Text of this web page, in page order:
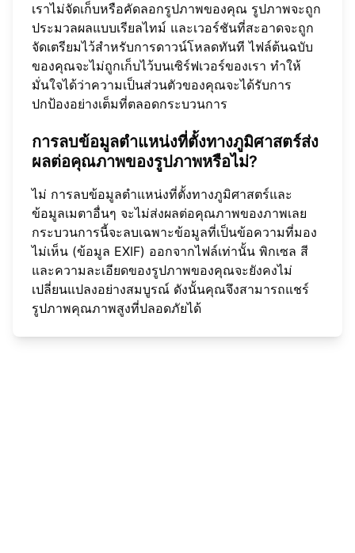
เราไม่จัดเก็บหรือคัดลอกรูปภาพของคุณ รูปภาพจะถูก
ประมวลผลแบบเรียลไทม์ และเวอร์ชันที่สะอาดจะถูก
จัดเตรียมไว้สำหรับการดาวน์โหลดทันที ไฟล์ต้นฉบับ
ของคุณจะไม่ถูกเก็บไว้บนเซิร์ฟเวอร์ของเรา ทำให้
มั่นใจได้ว่าความเป็นส่วนตัวของคุณจะได้รับการ
ปกป้องอย่างเต็มที่ตลอดกระบวนการ
การลบข้อมูลตำแหน่งที่ตั้งทางภูมิศาสตร์ส่ง
ผลต่อคุณภาพของรูปภาพหรือไม่?
ไม่ การลบข้อมูลตำแหน่งที่ตั้งทางภูมิศาสตร์และ
ข้อมูลเมตาอื่นๆ จะไม่ส่งผลต่อคุณภาพของภาพเลย
กระบวนการนี้จะลบเฉพาะข้อมูลที่เป็นข้อความที่มอง
ไม่เห็น (ข้อมูล EXIF) ออกจากไฟล์เท่านั้น พิกเซล สี
และความละเอียดของรูปภาพของคุณจะยังคงไม่
เปลี่ยนแปลงอย่างสมบูรณ์ ดังนั้นคุณจึงสามารถแชร์
รูปภาพคุณภาพสูงที่ปลอดภัยได้